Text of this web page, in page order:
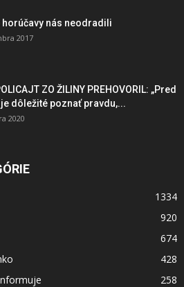
horúčavy nás neodradili
2017
ZO ŽILINY PREHOVORIL: „Pred
dôležité poznať pravdu,...
2020
1334
920
674
428
258